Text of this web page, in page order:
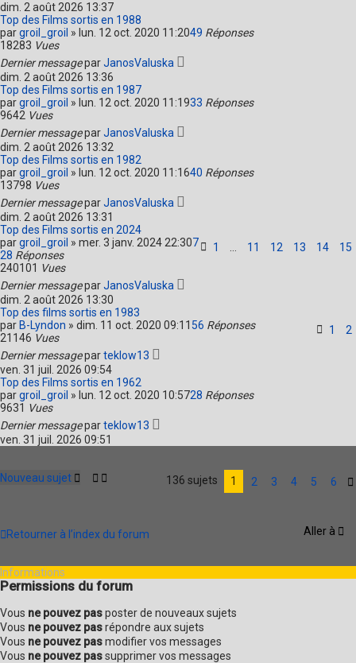
dim. 2 août 2026 13:37
Top des Films sortis en 1988
pargroil_groil » lun. 12 oct. 2020 11:2049 Réponses
18283 Vues
Dernier messageparJanosValuska
dim. 2 août 2026 13:36
Top des Films sortis en 1987
pargroil_groil » lun. 12 oct. 2020 11:1933 Réponses
9642 Vues
Dernier messageparJanosValuska
dim. 2 août 2026 13:32
Top des Films sortis en 1982
pargroil_groil » lun. 12 oct. 2020 11:1640 Réponses
13798 Vues
Dernier messageparJanosValuska
dim. 2 août 2026 13:31
Top des Films sortis en 2024
pargroil_groil » mer. 3 janv. 2024 22:30 1 … 11 12 13 14 15
7
28 Réponses
240101 Vues
Dernier messageparJanosValuska
dim. 2 août 2026 13:30
Top des films sortis en 1983
par B-Lyndon » dim. 11 oct. 2020 09:11 1 2
56 Réponses
21146 Vues
Dernier messageparteklow13
ven. 31 juil. 2026 09:54
Top des Films sortis en 1962
pargroil_groil » lun. 12 oct. 2020 10:5728 Réponses
9631 Vues
Dernier messageparteklow13
ven. 31 juil. 2026 09:51
Nouveau sujet 136 sujets 1 2 3 4 5 6
Retourner à l’index du forum Aller à
Informations
Permissions du forum
Vous ne pouvez pasposter de nouveaux sujets
Vous ne pouvez pasrépondre aux sujets
Vous ne pouvez pasmodifier vos messages
Vous ne pouvez passupprimer vos messages